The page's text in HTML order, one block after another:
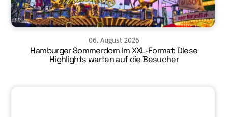
06. August 2026
Hamburger Sommerdom im XXL-Format: Diese
Highlights warten auf die Besucher